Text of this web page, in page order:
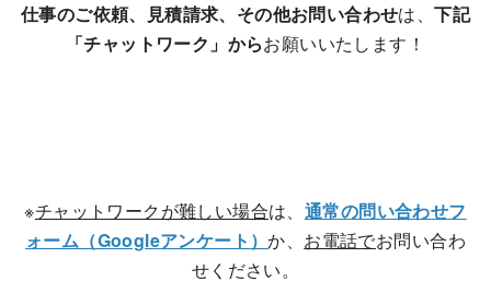
仕事のご依頼、見積請求、その他お問い合わせは、下記
「チャットワーク」からお願いいたします！
※チャットワークが難しい場合は、 通常の問い合わせフ
ォーム（Googleアンケート）か、 お電話でお問い合わ
せください。